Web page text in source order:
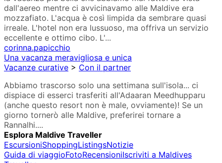
dall'aereo mentre ci avvicinavamo alle Maldive era
mozzafiato. L'acqua è così limpida da sembrare quasi
irreale. L'hotel non era lussuoso, ma offriva un servizio
eccellente e ottimo cibo. L'...
corinna.papicchio
Una vacanza meravigliosa e unica
Vacanze curative > Con il partner
Abbiamo trascorso solo una settimana sull'isola... ci
dispiace di esserci trasferiti all'Adaaran Meedhupparu
(anche questo resort non è male, ovviamente)! Se un
giorno tornerò alle Maldive, preferirei tornare a
Rannalhi....
Esplora Maldive Traveller
EscursioniShoppingListingsNotizie
Guida di viaggioFotoRecensioniIscriviti a Maldives